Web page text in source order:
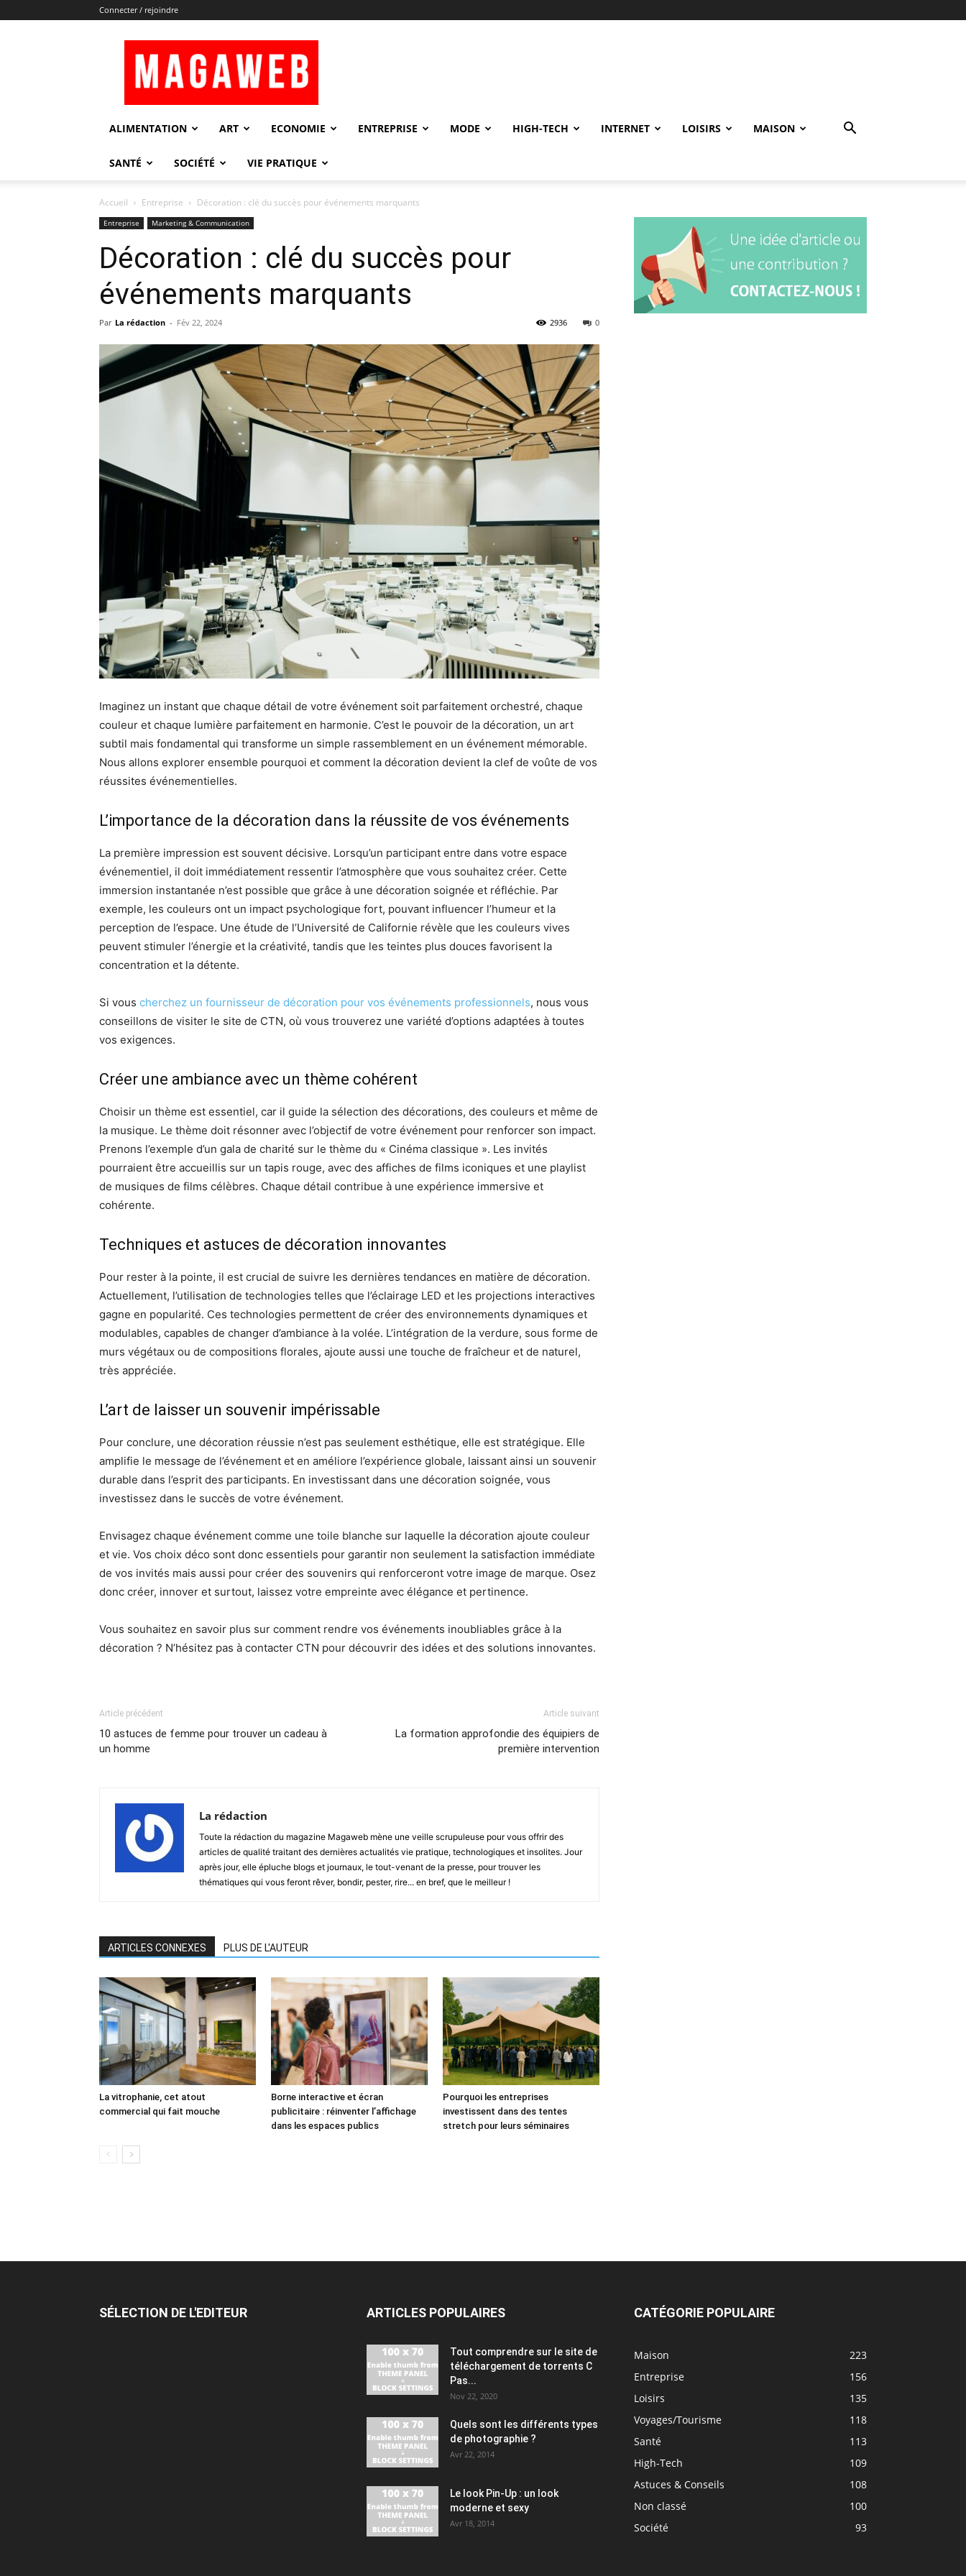
Connecter / rejoindre
ALIMENTATION ART ECONOMIE ENTREPRISE MODE HIGH-TECH INTERNET LOISIRS MAISON
SANTÉ SOCIÉTÉ VIE PRATIQUE
Accueil Entreprise Décoration : clé du succès pour événements marquants
Entreprise Marketing & Communication
Décoration : clé du succès pour
événements marquants
Par La rédaction - Fév 22, 2024 0
2936
Imaginez un instant que chaque détail de votre événement soit parfaitement orchestré, chaque
couleur et chaque lumière parfaitement en harmonie. C’est le pouvoir de la décoration, un art
subtil mais fondamental qui transforme un simple rassemblement en un événement mémorable.
Nous allons explorer ensemble pourquoi et comment la décoration devient la clef de voûte de vos
réussites événementielles.
L’importance de la décoration dans la réussite de vos événements
La première impression est souvent décisive. Lorsqu’un participant entre dans votre espace
événementiel, il doit immédiatement ressentir l’atmosphère que vous souhaitez créer. Cette
immersion instantanée n’est possible que grâce à une décoration soignée et réfléchie. Par
exemple, les couleurs ont un impact psychologique fort, pouvant influencer l’humeur et la
perception de l’espace. Une étude de l’Université de Californie révèle que les couleurs vives
peuvent stimuler l’énergie et la créativité, tandis que les teintes plus douces favorisent la
concentration et la détente.
Si vous cherchez un fournisseur de décoration pour vos événements professionnels, nous vous
conseillons de visiter le site de CTN, où vous trouverez une variété d’options adaptées à toutes
vos exigences.
Créer une ambiance avec un thème cohérent
Choisir un thème est essentiel, car il guide la sélection des décorations, des couleurs et même de
la musique. Le thème doit résonner avec l’objectif de votre événement pour renforcer son impact.
Prenons l’exemple d’un gala de charité sur le thème du « Cinéma classique ». Les invités
pourraient être accueillis sur un tapis rouge, avec des affiches de films iconiques et une playlist
de musiques de films célèbres. Chaque détail contribue à une expérience immersive et
cohérente.
Techniques et astuces de décoration innovantes
Pour rester à la pointe, il est crucial de suivre les dernières tendances en matière de décoration.
Actuellement, l’utilisation de technologies telles que l’éclairage LED et les projections interactives
gagne en popularité. Ces technologies permettent de créer des environnements dynamiques et
modulables, capables de changer d’ambiance à la volée. L’intégration de la verdure, sous forme de
murs végétaux ou de compositions florales, ajoute aussi une touche de fraîcheur et de naturel,
très appréciée.
L’art de laisser un souvenir impérissable
Pour conclure, une décoration réussie n’est pas seulement esthétique, elle est stratégique. Elle
amplifie le message de l’événement et en améliore l’expérience globale, laissant ainsi un souvenir
durable dans l’esprit des participants. En investissant dans une décoration soignée, vous
investissez dans le succès de votre événement.
Envisagez chaque événement comme une toile blanche sur laquelle la décoration ajoute couleur
et vie. Vos choix déco sont donc essentiels pour garantir non seulement la satisfaction immédiate
de vos invités mais aussi pour créer des souvenirs qui renforceront votre image de marque. Osez
donc créer, innover et surtout, laissez votre empreinte avec élégance et pertinence.
Vous souhaitez en savoir plus sur comment rendre vos événements inoubliables grâce à la
décoration ? N’hésitez pas à contacter CTN pour découvrir des idées et des solutions innovantes.
Article précédent
10 astuces de femme pour trouver un cadeau à
un homme
Article suivant
La formation approfondie des équipiers de
première intervention
La rédaction
Toute la rédaction du magazine Magaweb mène une veille scrupuleuse pour vous offrir des
articles de qualité traitant des dernières actualités vie pratique, technologiques et insolites. Jour
après jour, elle épluche blogs et journaux, le tout-venant de la presse, pour trouver les
thématiques qui vous feront rêver, bondir, pester, rire... en bref, que le meilleur !
ARTICLES CONNEXES PLUS DE L'AUTEUR
La vitrophanie, cet atout
commercial qui fait mouche
Borne interactive et écran
publicitaire : réinventer l’affichage
dans les espaces publics
Pourquoi les entreprises
investissent dans des tentes
stretch pour leurs séminaires
SÉLECTION DE L'EDITEUR ARTICLES POPULAIRES
Tout comprendre sur le site de
téléchargement de torrents C
Pas...
Nov 22, 2020
Quels sont les différents types
de photographie ?
Avr 22, 2014
Le look Pin-Up : un look
moderne et sexy
Avr 18, 2014
CATÉGORIE POPULAIRE
Maison
223
Entreprise
156
Loisirs
135
Voyages/Tourisme
118
Santé
113
High-Tech
109
Astuces & Conseils
108
Non classé
100
Société
93